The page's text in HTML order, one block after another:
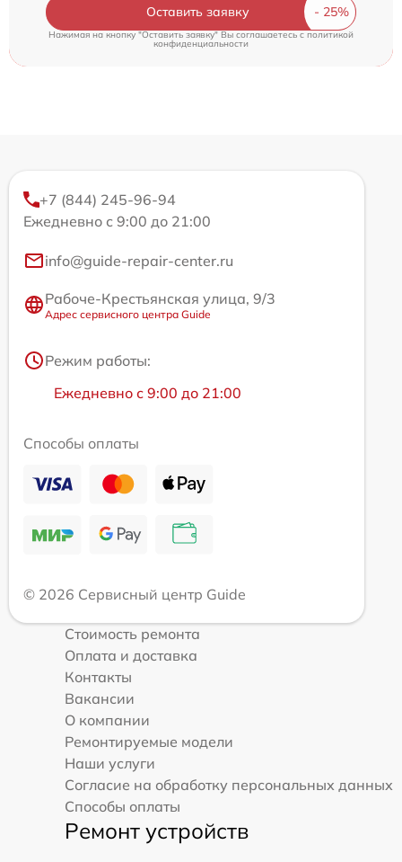
Оставить заявку
Нажимая на кнопку "Оставить заявку" Вы соглашаетесь cполитикой
конфиденциальности
+7 (844) 245-96-94
Ежедневно с 9:00 до 21:00
info@guide-repair-center.ru
Рабоче-Крестьянская улица, 9/3
Адрес сервисного центра Guide
Режим работы:
Ежедневно с 9:00 до 21:00
Способы оплаты
© 2026 Сервисный центр Guide
Стоимость ремонта
Оплата и доставка
Контакты
Вакансии
О компании
Ремонтируемые модели
Наши услуги
Согласие на обработку персональных данных
Способы оплаты
Ремонт устройств